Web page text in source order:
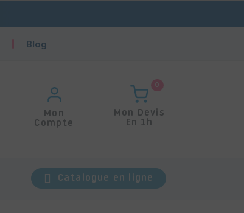
Blog
Mon
Compte
0
Mon Devis
En 1h
Catalogue en ligne